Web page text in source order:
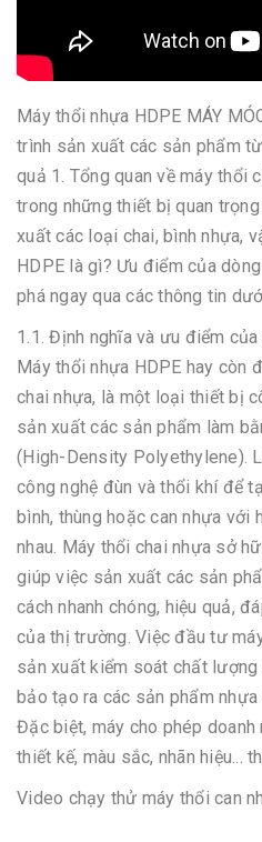
Máy thổi nhựa HDPE MÁY
trình sản xuất các sản phẩm
quả 1. Tổng quan về máy thổi
trong những thiết bị quan
xuất các loại chai, bình nhựa,
HDPE là gì? Ưu điểm của
phá ngay qua các thông tin
1.1. Định nghĩa và ưu điểm
Máy thổi nhựa HDPE hay còn
chai nhựa, là một loại thiết bị
sản xuất các sản phẩm làm
(High-Density Polyethylene).
công nghệ đùn và thổi khí để
bình, thùng hoặc can nhựa với
nhau. Máy thổi chai nhựa sở
giúp việc sản xuất các sản
cách nhanh chóng, hiệu quả,
của thị trường. Việc đầu tư
sản xuất kiểm soát chất
bảo tạo ra các sản phẩm
Đặc biệt, máy cho phép doanh
thiết kế, màu sắc, nhãn hiệu...
Video chạy thử máy thổi can